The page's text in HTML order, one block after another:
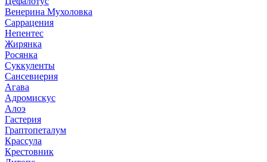
Венерина Мухоловка
Саррацения
Непентес
Жирянка
Росянка
Суккуленты
Сансевиерия
Агава
Адромискус
Алоэ
Гастерия
Граптопеталум
Крассула
Крестовник